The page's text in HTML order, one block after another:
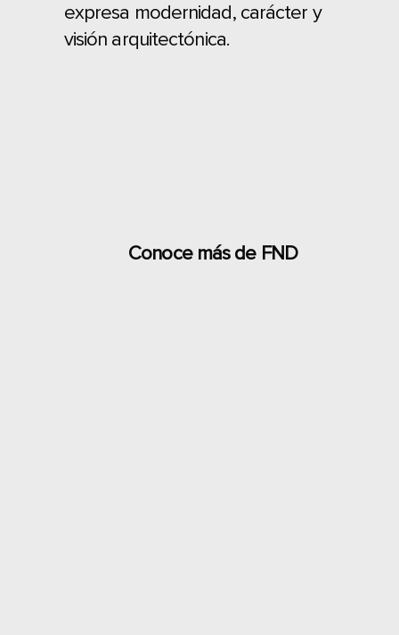
expresa modernidad, carácter y
visión arquitectónica.
Conoce más de FND